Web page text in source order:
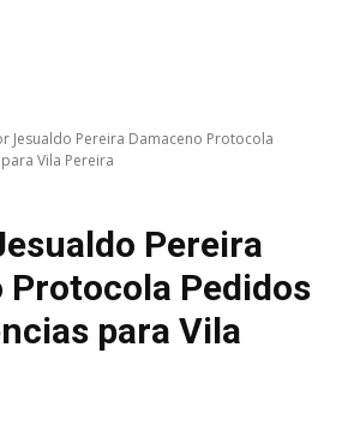
Jesualdo Pereira Damaceno Protocola
Vila Pereira
Pereira
Protocola Pedidos
para Vila